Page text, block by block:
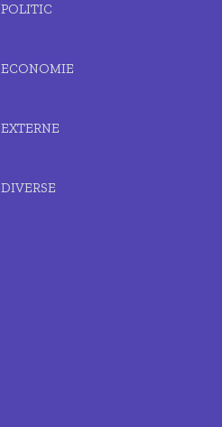
POLITIC
ECONOMIE
EXTERNE
DIVERSE